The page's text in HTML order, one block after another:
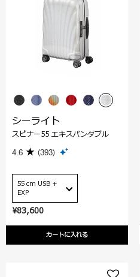
¥83,600
カートに入れる
シーライト
スピナー55 エキスパンダブル
4.6 (393)
55 cm USB +
EXP